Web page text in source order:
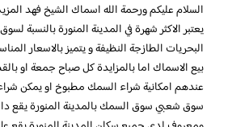
السلام عليكم ورحمة الله اسماك الشيخ فهد
يعتبر الاكثر شهرة في المدينة المنورة بالنسبة
البحريات الطازجة النظيفة و يتميز بالاسعار
بيع الاسماك اما بالمزايدة كل صباح جمعة او
عندهم امكانية شراء السمك مطبوخ او يمكن
سوق شعبي سوق السمك بالمدينة المنورة يقع